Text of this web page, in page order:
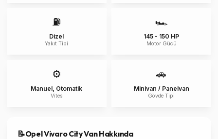
⛽
Dizel
Yakıt Tipi
🏎️
145 - 150 HP
Motor Gücü
⚙️
Manuel, Otomatik
Vites
🚗
Minivan / Panelvan
Gövde Tipi
📝OpelVivaro City VanHakkında